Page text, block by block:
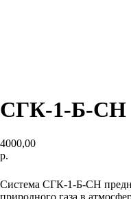
СГК-1-Б-СН
4000,00
р.
Система СГК-1-Б-СН
природного газа в